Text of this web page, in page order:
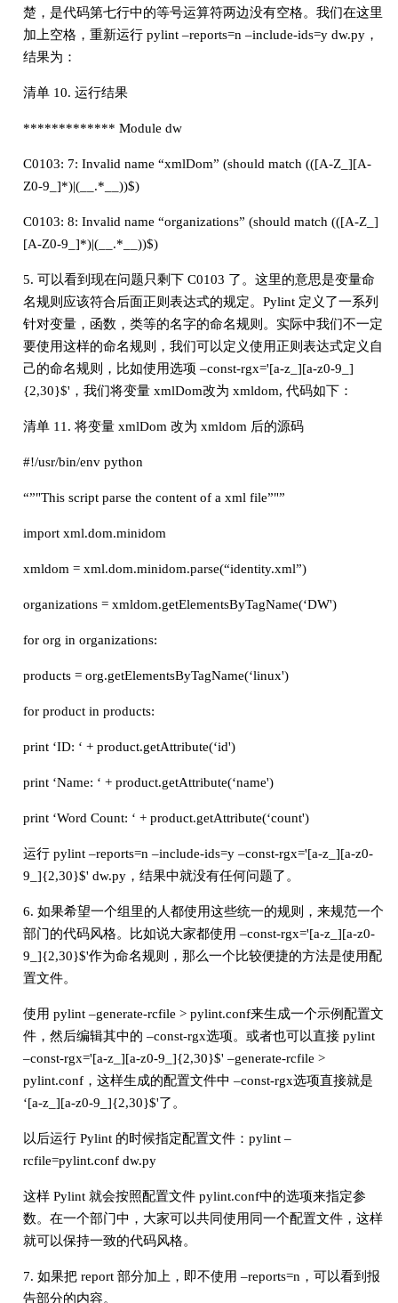
楚，是代码第七行中的等号运算符两边没有空格。我们在这里
加上空格，重新运行 pylint –reports=n –include-ids=y dw.py，
结果为：
清单 10. 运行结果
************* Module dw
C0103: 7: Invalid name “xmlDom” (should match (([A-Z_][A-
Z0-9_]*)|(__.*__))$)
C0103: 8: Invalid name “organizations” (should match (([A-Z_]
[A-Z0-9_]*)|(__.*__))$)
5. 可以看到现在问题只剩下 C0103 了。这里的意思是变量命
名规则应该符合后面正则表达式的规定。Pylint 定义了一系列
针对变量，函数，类等的名字的命名规则。实际中我们不一定
要使用这样的命名规则，我们可以定义使用正则表达式定义自
己的命名规则，比如使用选项 –const-rgx='[a-z_][a-z0-9_]
{2,30}$'，我们将变量 xmlDom改为 xmldom, 代码如下：
清单 11. 将变量 xmlDom 改为 xmldom 后的源码
#!/usr/bin/env python
“”"This script parse the content of a xml file”"”
import xml.dom.minidom
xmldom = xml.dom.minidom.parse(“identity.xml”)
organizations = xmldom.getElementsByTagName(‘DW')
for org in organizations:
products = org.getElementsByTagName(‘linux')
for product in products:
print ‘ID: ‘ + product.getAttribute(‘id')
print ‘Name: ‘ + product.getAttribute(‘name')
print ‘Word Count: ‘ + product.getAttribute(‘count')
运行 pylint –reports=n –include-ids=y –const-rgx='[a-z_][a-z0-
9_]{2,30}$' dw.py，结果中就没有任何问题了。
6. 如果希望一个组里的人都使用这些统一的规则，来规范一个
部门的代码风格。比如说大家都使用 –const-rgx='[a-z_][a-z0-
9_]{2,30}$'作为命名规则，那么一个比较便捷的方法是使用配
置文件。
使用 pylint –generate-rcfile > pylint.conf来生成一个示例配置文
件，然后编辑其中的 –const-rgx选项。或者也可以直接 pylint
–const-rgx='[a-z_][a-z0-9_]{2,30}$' –generate-rcfile >
pylint.conf，这样生成的配置文件中 –const-rgx选项直接就是
‘[a-z_][a-z0-9_]{2,30}$'了。
以后运行 Pylint 的时候指定配置文件：pylint –
rcfile=pylint.conf dw.py
这样 Pylint 就会按照配置文件 pylint.conf中的选项来指定参
数。在一个部门中，大家可以共同使用同一个配置文件，这样
就可以保持一致的代码风格。
7. 如果把 report 部分加上，即不使用 –reports=n，可以看到报
告部分的内容。